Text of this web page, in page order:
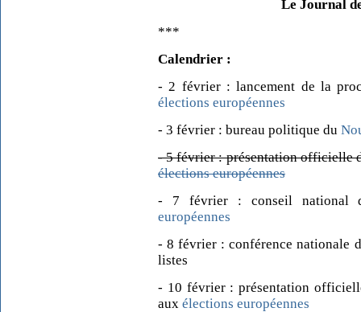
Le Journal
***
Calendrier :
- 2 février : lancement de la
élections européennes
- 3 février : bureau politique du
- 5 février : présentation officielle
élections européennes
- 7 février : conseil
européennes
- 8 février : conférence nationale
listes
- 10 février : présentation
aux élections européennes